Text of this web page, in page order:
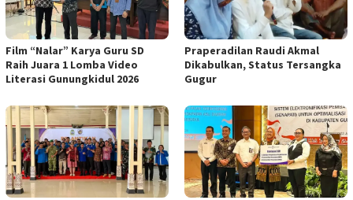
Film “Nalar” Karya Guru SD
Raih Juara 1 Lomba Video
Literasi Gunungkidul 2026
Praperadilan Raudi Akmal
Dikabulkan, Status Tersangka
Gugur